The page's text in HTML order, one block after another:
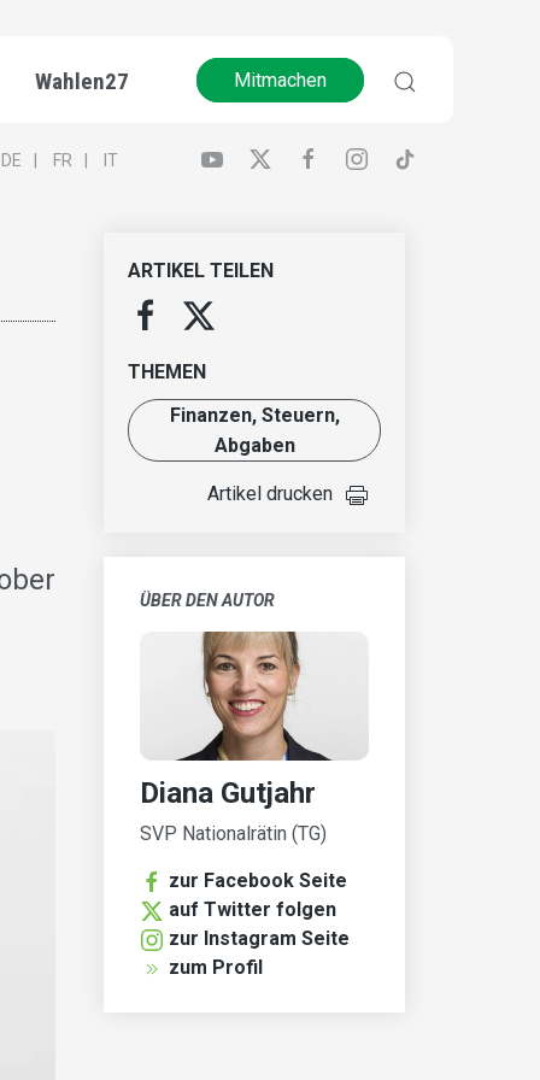
Wahlen27 Mitmachen
DE FR IT
ARTIKEL TEILEN
THEMEN
Finanzen, Steuern,
Abgaben
Artikel drucken
ÜBER DEN AUTOR
Diana Gutjahr
SVP Nationalrätin (TG)
zur Facebook Seite
auf Twitter folgen
zur Instagram Seite
zum Profil